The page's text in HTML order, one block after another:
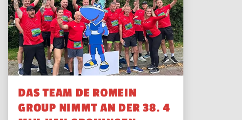
DAS TEAM DE ROMEIN
GROUP NIMMT AN DER 38. 4